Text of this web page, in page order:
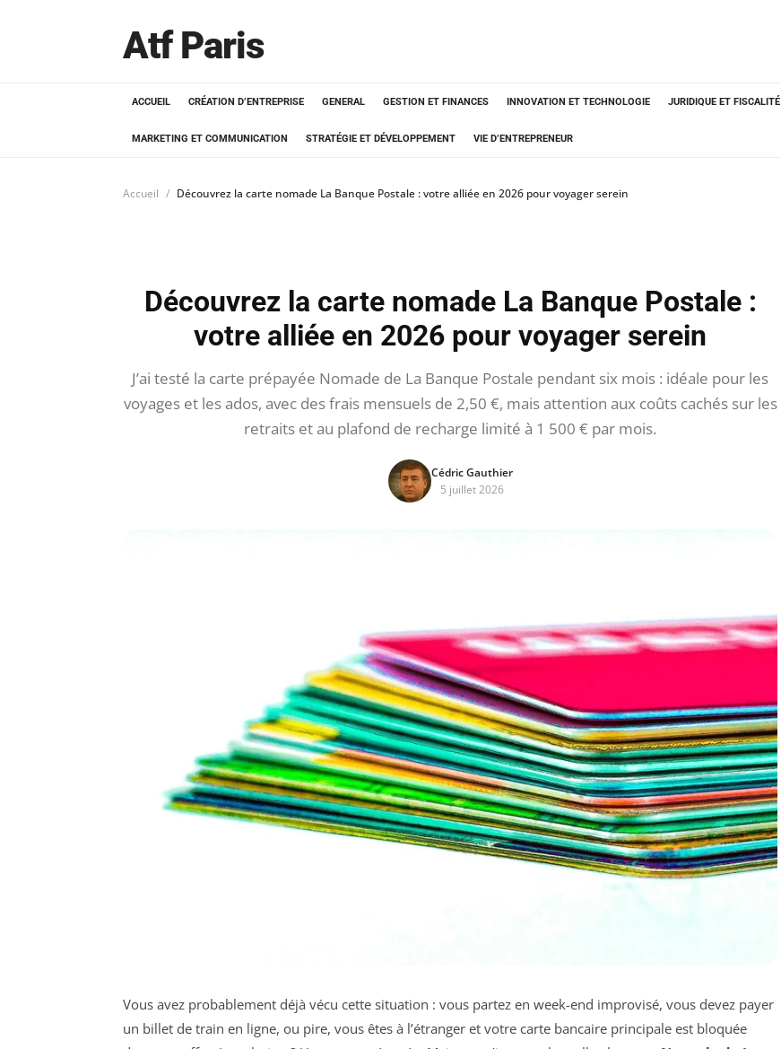
Atf Paris
ACCUEIL CRÉATION D’ENTREPRISE GENERAL GESTION ET FINANCES INNOVATION ET TECHNOLOGIE JURIDIQUE ET FISCALITÉ
MARKETING ET COMMUNICATION STRATÉGIE ET DÉVELOPPEMENT VIE D’ENTREPRENEUR
Accueil Découvrez la carte nomade La Banque Postale : votre alliée en 2026 pour voyager serein
Découvrez la carte nomade La Banque Postale :
votre alliée en 2026 pour voyager serein
J’ai testé la carte prépayée Nomade de La Banque Postale pendant six mois : idéale pour les
voyages et les ados, avec des frais mensuels de 2,50 €, mais attention aux coûts cachés sur les
retraits et au plafond de recharge limité à 1 500 € par mois.
Cédric Gauthier
5 juillet 2026
Vous avez probablement déjà vécu cette situation : vous partez en week-end improvisé, vous devez payer
un billet de train en ligne, ou pire, vous êtes à l’étranger et votre carte bancaire principale est bloquée